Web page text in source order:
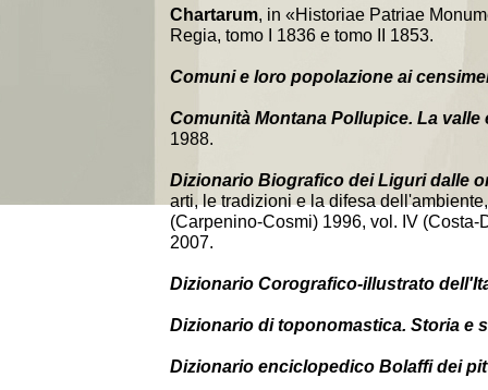
Chartarum, in «Historiae Patriae
Regia, tomo I 1836 e tomo II 1853.
Comuni e loro popolazione ai
Comunità Montana Pollupice. La
1988.
Dizionario Biografico dei Liguri dalle
arti, le tradizioni e la difesa
(Carpenino-Cosmi) 1996, vol. IV
2007.
Dizionario Corografico-illustrato
Dizionario di toponomastica. Storia e
Dizionario enciclopedico Bolaffi dei